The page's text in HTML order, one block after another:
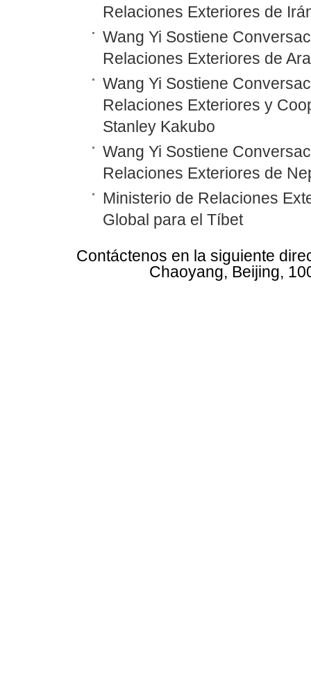
Relaciones Exteriores de
Wang Yi Sostiene
Relaciones Exteriores de
Wang Yi Sostiene
Relaciones Exteriores y
Stanley Kakubo
Wang Yi Sostiene
Relaciones Exteriores de
Ministerio de Relaciones
Global para el Tíbet
Contáctenos en la siguiente
Chaoyang, Beijing,